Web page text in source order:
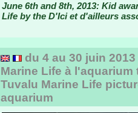
June 6th and 8th, 2013: Kid
Life by the D'Ici et d'ailleurs
du 4 au 30 juin
Marine Life à
Tuvalu Marine Life
aquarium